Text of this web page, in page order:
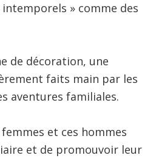
» comme des
de décoration, une
faits main par les
aventures familiales.
et ces hommes
et de promouvoir leur